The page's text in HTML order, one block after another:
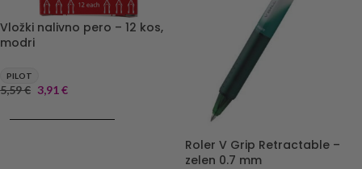
Vložki nalivno pero – 12 kos,
modri
PILOT
5,59€ 3,91€
Roler V Grip Retractable –
zelen 0.7 mm